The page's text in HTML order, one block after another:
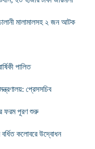
মালামালসহ ২ জন আটক
পালিত
প্রেসসচিব
ফরম পূরণ শুরু
কলোবরে উদ্বোধন